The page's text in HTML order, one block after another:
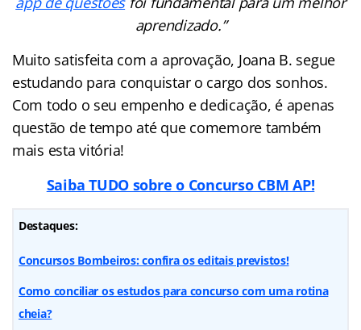
aprendizado.”
Muito satisfeita com a aprovação, Joana B. segue
estudando para conquistar o cargo dos sonhos.
Com todo o seu empenho e dedicação, é apenas
questão de tempo até que comemore também
mais esta vitória!
Saiba TUDO sobre o Concurso CBM AP!
Destaques:
Concursos Bombeiros: confira os editais previstos!
Como conciliar os estudos para concurso com uma rotina
cheia?